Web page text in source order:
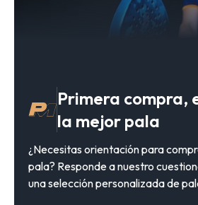
Primera compra,
la mejor pala
¿Necesitas orientación para
pala? Responde a nuestro
una selección personalizada de